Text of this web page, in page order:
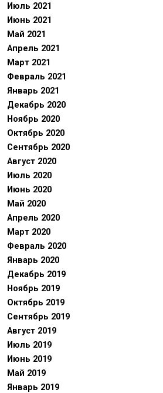
Июль 2021
Июнь 2021
Май 2021
Апрель 2021
Март 2021
Февраль 2021
Январь 2021
Декабрь 2020
Ноябрь 2020
Октябрь 2020
Сентябрь 2020
Август 2020
Июль 2020
Июнь 2020
Май 2020
Апрель 2020
Март 2020
Февраль 2020
Январь 2020
Декабрь 2019
Ноябрь 2019
Октябрь 2019
Сентябрь 2019
Август 2019
Июль 2019
Июнь 2019
Май 2019
Январь 2019